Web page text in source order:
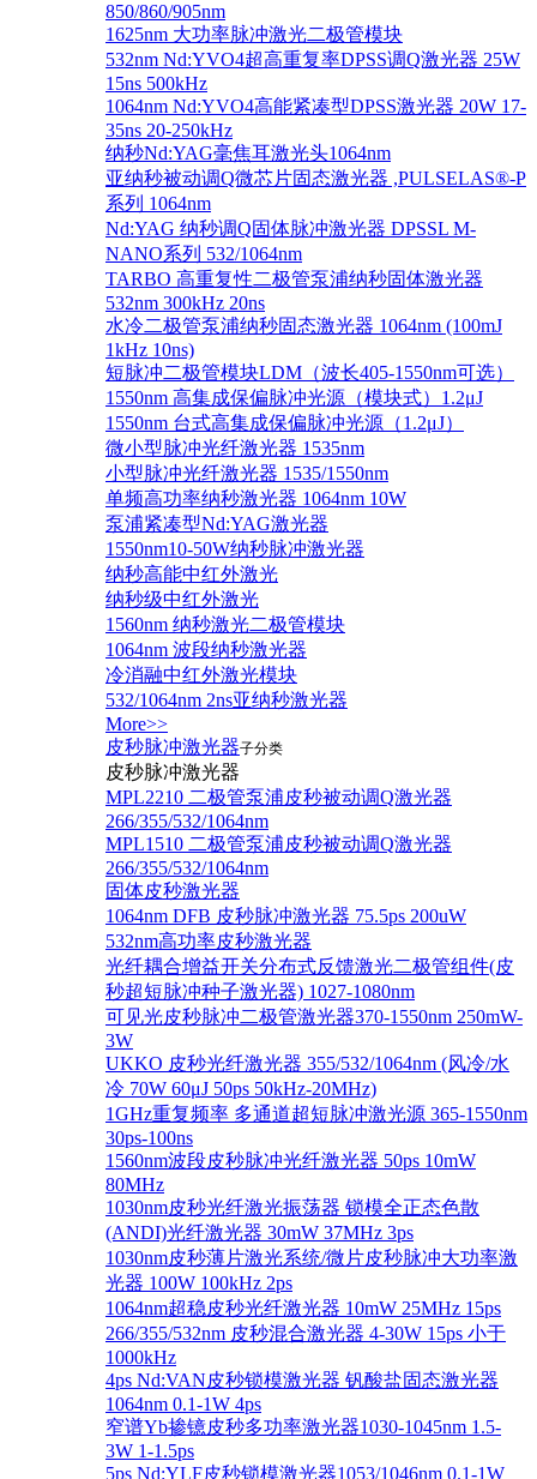
850/860/905nm
1625nm 大功率脉冲激光二极管模块
532nm Nd:YVO4超高重复率DPSS调Q激光器 25W
15ns 500kHz
1064nm Nd:YVO4高能紧凑型DPSS激光器 20W 17-
35ns 20-250kHz
纳秒Nd:YAG毫焦耳激光头1064nm
亚纳秒被动调Q微芯片固态激光器 ,PULSELAS®-P
系列 1064nm
Nd:YAG 纳秒调Q固体脉冲激光器 DPSSL M-
NANO系列 532/1064nm
TARBO 高重复性二极管泵浦纳秒固体激光器
532nm 300kHz 20ns
水冷二极管泵浦纳秒固态激光器 1064nm (100mJ
1kHz 10ns)
短脉冲二极管模块LDM（波长405-1550nm可选）
1550nm 高集成保偏脉冲光源（模块式）1.2μJ
1550nm 台式高集成保偏脉冲光源（1.2μJ）
微小型脉冲光纤激光器 1535nm
小型脉冲光纤激光器 1535/1550nm
单频高功率纳秒激光器 1064nm 10W
泵浦紧凑型Nd:YAG激光器
1550nm10-50W纳秒脉冲激光器
纳秒高能中红外激光
纳秒级中红外激光
1560nm 纳秒激光二极管模块
1064nm 波段纳秒激光器
冷消融中红外激光模块
532/1064nm 2ns亚纳秒激光器
More>>
皮秒脉冲激光器子分类
皮秒脉冲激光器
​MPL2210 二极管泵浦皮秒被动调Q激光器
266/355/532/1064nm
MPL1510 二极管泵浦皮秒被动调Q激光器
266/355/532/1064nm
固体皮秒激光器
1064nm DFB 皮秒脉冲激光器 75.5ps 200uW
532nm高功率皮秒激光器
光纤耦合增益开关分布式反馈激光二极管组件(皮
秒超短脉冲种子激光器) 1027-1080nm
可见光皮秒脉冲二极管激光器370-1550nm 250mW-
3W
UKKO 皮秒光纤激光器 355/532/1064nm (风冷/水
冷 70W 60μJ 50ps 50kHz-20MHz)
1GHz重复频率 多通道超短脉冲激光源 365-1550nm
30ps-100ns
1560nm波段皮秒脉冲光纤激光器 50ps 10mW
80MHz
1030nm皮秒光纤激光振荡器 锁模全正态色散
(ANDI)光纤激光器 30mW 37MHz 3ps
1030nm皮秒薄片激光系统/微片皮秒脉冲大功率激
光器 100W 100kHz 2ps
1064nm超稳皮秒光纤激光器 10mW 25MHz 15ps
266/355/532nm 皮秒混合激光器 4-30W 15ps 小于
1000kHz
4ps Nd:VAN皮秒锁模激光器 钒酸盐固态激光器
1064nm 0.1-1W 4ps
窄谱Yb掺镱皮秒多功率激光器1030-1045nm 1.5-
3W 1-1.5ps
5ps Nd:YLF皮秒锁模激光器1053/1046nm 0.1-1W